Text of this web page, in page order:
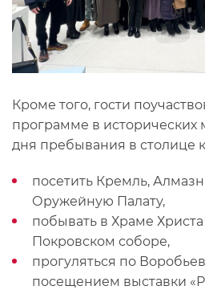
Кроме того, гости
программе в исторических
дня пребывания в столице
посетить Кремль,
Оружейную Палату,
побывать в Храме
Покровском соборе,
прогуляться по
посещением выставки